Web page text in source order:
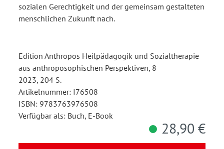
sozialen Gerechtigkeit und der gemeinsam gestalteten
menschlichen Zukunft nach.
Edition Anthropos Heilpädagogik und Sozialtherapie
aus anthroposophischen Perspektiven, 8
2023, 204 S.
Artikelnummer: I76508
ISBN: 9783763976508
Verfügbar als: Buch, E-Book
28,90 €